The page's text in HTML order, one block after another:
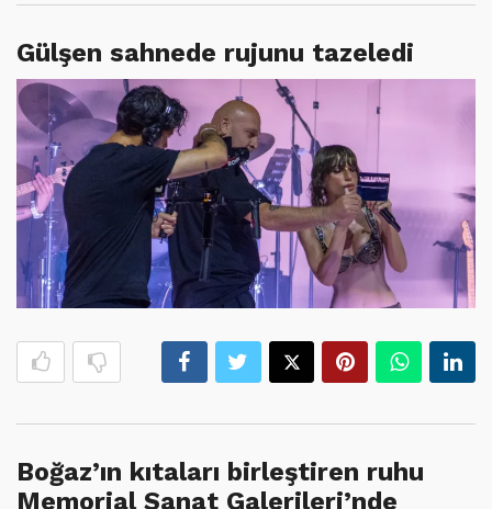
Gülşen sahnede rujunu tazeledi
Boğaz’ın kıtaları birleştiren ruhu
Memorial Sanat Galerileri’nde